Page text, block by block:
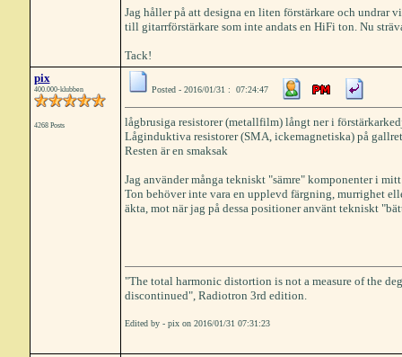
Jag håller på att designa en liten förstärkare och undrar
till gitarrförstärkare som inte andats en HiFi ton. Nu
Tack!
pix
400.000-klubben
4268 Posts
Posted - 2016/01/31 : 07:24:47
lågbrusiga resistorer (metallfilm) långt ner i
Låginduktiva resistorer (SMA, ickemagnetiska) på gallret
Resten är en smaksak
Jag använder många tekniskt "sämre" komponenter i
Ton behöver inte vara en upplevd färgning, murrighet
äkta, mot när jag på dessa positioner använt tekniskt
"The total harmonic distortion is not a measure of the
discontinued", Radiotron 3rd edition.
Edited by - pix on 2016/01/31 07:31:23